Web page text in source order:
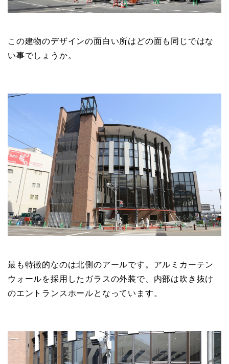
この建物のデザインの面白い所はどの面も同じではな
い事でしょうか。
最も特徴的なのは北側のアールです。アルミカーテン
ウォールを採用したガラスの外装で、内部は吹き抜け
のエントランスホールとなっています。